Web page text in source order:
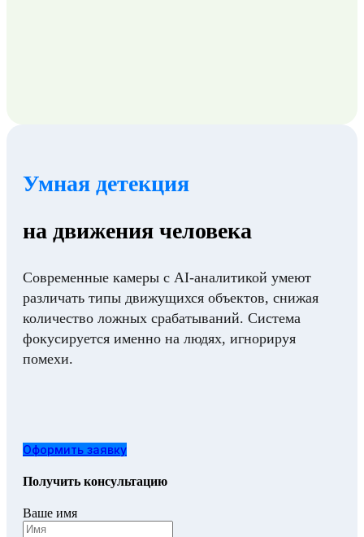
Умная детекция
на движения человека
Современные камеры с AI‑аналитикой умеют
различать типы движущихся объектов, снижая
количество ложных срабатываний. Система
фокусируется именно на людях, игнорируя
помехи.
Оформить заявку
Получить консультацию
Ваше имя